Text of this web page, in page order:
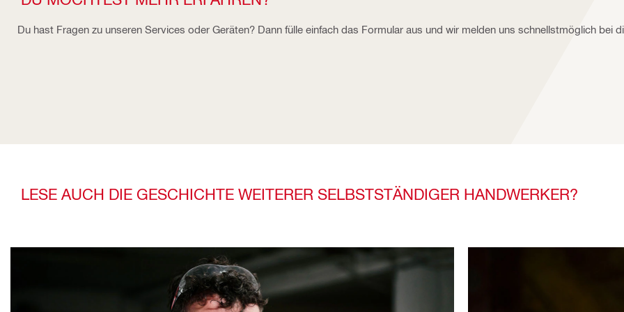
Du hast Fragen zu unseren Services oder Geräten? Dann fülle einfach das Formular aus und wir melden uns schnellstmöglich bei
LESE AUCH DIE GESCHICHTE WEITERER SELBSTSTÄNDIGER HANDWERKER?